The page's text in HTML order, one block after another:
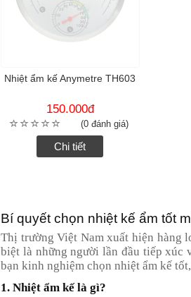
Nhiệt ẩm kế Anymetre TH603
150.000đ
(0 đánh giá)
Chi tiết
Bí quyết chọn nhiệt kế ẩm tốt
Thị trường Việt Nam xuất hiện hàng
biệt là những người lần đầu tiếp xúc
bạn kinh nghiệm chọn nhiệt ẩm kế
1. Nhiệt ẩm kế là gì?